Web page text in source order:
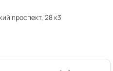
проспект, 28 к3